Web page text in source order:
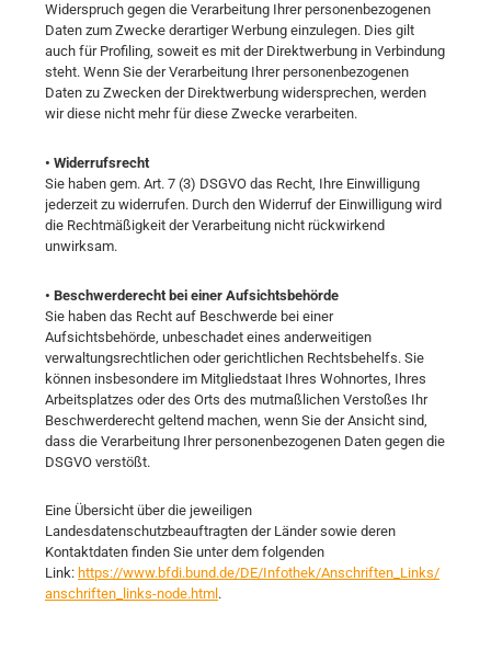
Widerspruch gegen die Verarbeitung Ihrer personenbezogenen
Daten zum Zwecke derartiger Werbung einzulegen. Dies gilt
auch für Profiling, soweit es mit der Direktwerbung in Verbindung
steht. Wenn Sie der Verarbeitung Ihrer personenbezogenen
Daten zu Zwecken der Direktwerbung widersprechen, werden
wir diese nicht mehr für diese Zwecke verarbeiten.
• Widerrufsrecht
Sie haben gem. Art. 7 (3) DSGVO das Recht, Ihre Einwilligung
jederzeit zu widerrufen. Durch den Widerruf der Einwilligung wird
die Rechtmäßigkeit der Verarbeitung nicht rückwirkend
unwirksam.
• Beschwerderecht bei einer Aufsichtsbehörde
Sie haben das Recht auf Beschwerde bei einer
Aufsichtsbehörde, unbeschadet eines anderweitigen
verwaltungsrechtlichen oder gerichtlichen Rechtsbehelfs. Sie
können insbesondere im Mitgliedstaat Ihres Wohnortes, Ihres
Arbeitsplatzes oder des Orts des mutmaßlichen Verstoßes Ihr
Beschwerderecht geltend machen, wenn Sie der Ansicht sind,
dass die Verarbeitung Ihrer personenbezogenen Daten gegen die
DSGVO verstößt.
Eine Übersicht über die jeweiligen
Landesdatenschutzbeauftragten der Länder sowie deren
Kontaktdaten finden Sie unter dem folgenden
Link: https://www.bfdi.bund.de/DE/Infothek/Anschriften_Links/
anschriften_links-node.html .